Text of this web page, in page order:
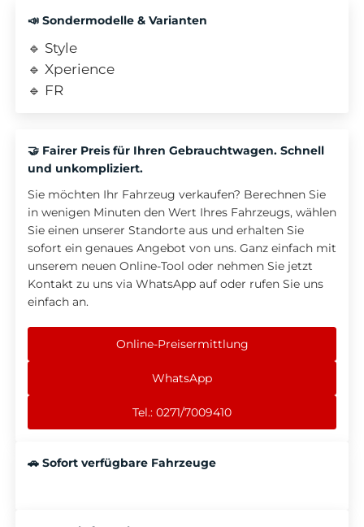
📣 Sondermodelle & Varianten
🔹 Style
🔹 Xperience
🔹 FR
🤝 Fairer Preis für Ihren Gebrauchtwagen. Schnell
und unkompliziert.
Sie möchten Ihr Fahrzeug verkaufen? Berechnen Sie
in wenigen Minuten den Wert Ihres Fahrzeugs, wählen
Sie einen unserer Standorte aus und erhalten Sie
sofort ein genaues Angebot von uns. Ganz einfach mit
unserem neuen Online-Tool oder nehmen Sie jetzt
Kontakt zu uns via WhatsApp auf oder rufen Sie uns
einfach an.
Online-Preisermittlung
WhatsApp
Tel.: 0271/7009410
🚗 Sofort verfügbare Fahrzeuge